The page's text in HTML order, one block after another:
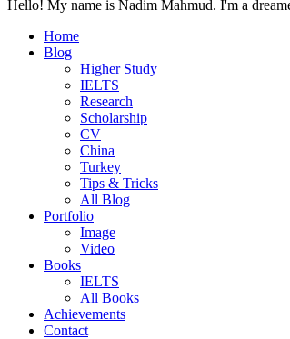
Hello! My name is Nadim Mahmud. I'm a
Home
Blog
Higher Study
IELTS
Research
Scholarship
CV
China
Turkey
Tips & Tricks
All Blog
Portfolio
Image
Video
Books
IELTS
All Books
Achievements
Contact